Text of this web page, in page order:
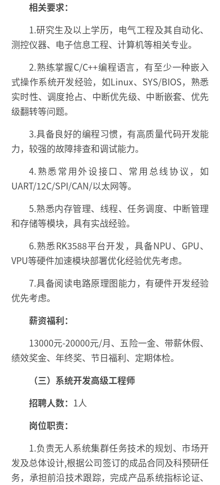
相关要求：
1.研究生及以上学历，电气工程及其自动化、
测控仪器、电子信息工程、计算机等相关专业。
2.熟练掌握C/C++编程语言，有至少一种嵌入
式操作系统开发经验，如Linux、SYS/BIOS，熟悉
实时性、调度抢占、中断优先级、中断嵌套、优先
级翻转等问题。
3.具备良好的编程习惯，有高质量代码开发能
力，较强的故障排查和调试能力。
4.熟悉常用外设接口、常用总线协议，如
UART/12C/SPI/CAN/以太网等。
5.熟悉内存管理、线程、任务调度、中断管理
和存储等模块，具有实战经验。
6.熟悉RK3588平台开发，具备NPU、GPU、
VPU等硬件加速模块部署优化经验优先考虑。
7.具备阅读电路原理图能力，有硬件开发经验
优先考虑。
薪资福利：
13000元-20000元/月、五险一金、带薪休假、
绩效奖金、年终奖、节日福利、定期体检。
（三）系统开发高级工程师
招聘人数： 1人
岗位职责：
1.负责无人系统集群任务技术的规划、市场开
发及总体设计,根据公司签订的成品合同及科预研任
务，承担前沿技术跟踪，完成产品系统指标论证、